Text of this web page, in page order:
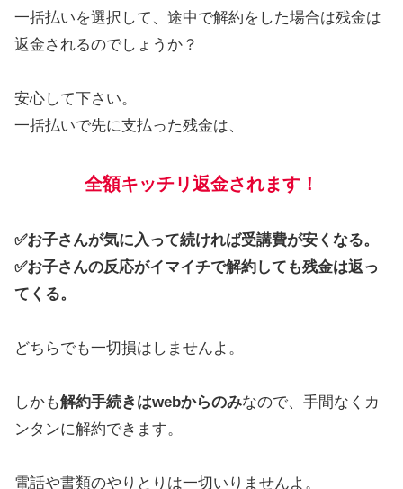
一括払いを選択して、途中で解約をした場合は残金は
返金されるのでしょうか？
安心して下さい。
一括払いで先に支払った残金は、
全額キッチリ返金されます！
✅お子さんが気に入って続ければ受講費が安くなる。
✅お子さんの反応がイマイチで解約しても残金は返っ
てくる。
どちらでも一切損はしませんよ。
しかも解約手続きはwebからのみなので、手間なくカ
ンタンに解約できます。
電話や書類のやりとりは一切いりませんよ。